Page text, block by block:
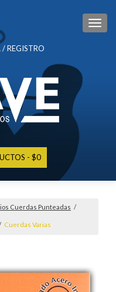
REGISTRO
$0
Cuerdas Punteadas /
Cuerdas Varias